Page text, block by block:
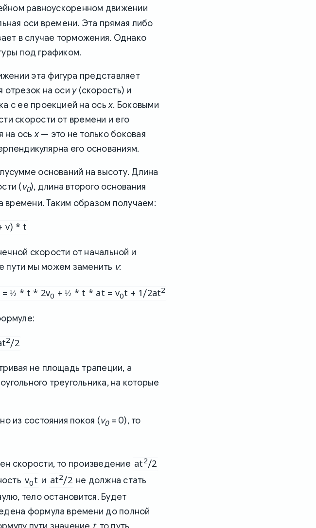
равноускоренном движении
оси времени. Эта прямая либо
в случае торможения. Однако
под графиком.
эта фигура представляет
отрезок на оси y(скорость) и
с ее проекцией на осьx. Боковыми
скорости от времени и его
на осьx — это не только боковая
его основаниям.
оснований на высоту. Длина
(v0), длина второго основания
времени. Таким образом получаем:
v) * t
скорости от начальной и
пути мы можем заменить v:
½ * t * 2v0 + ½ * t * at = v0t + 1/2at2
2/2
не площадь трапеции, а
треугольника, на которые
из состояния покоя (v0= 0), то
скорости, то произведение at2/2
v0t и at2/2 не должна стать
тело остановится. Будет
формула времени до полной
пути значение , то путь